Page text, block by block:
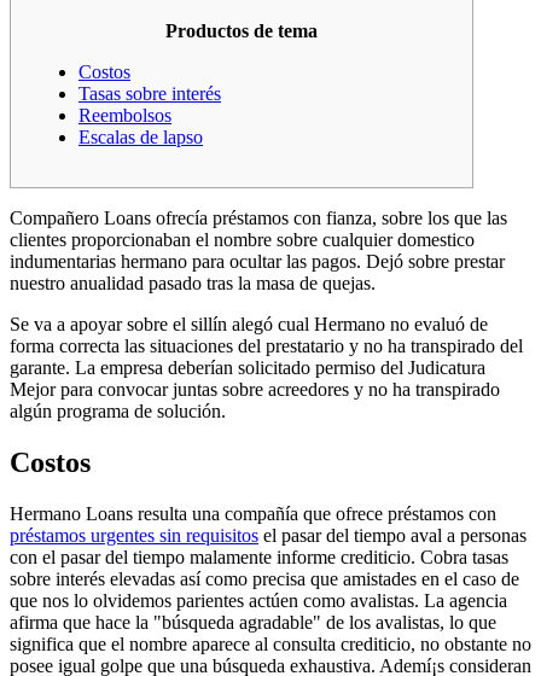
Productos de tema
Costos
Tasas sobre interés
Reembolsos
Escalas de lapso
Compañero Loans ofrecía préstamos con fianza, sobre los que las
clientes proporcionaban el nombre sobre cualquier domestico
indumentarias hermano para ocultar las pagos. Dejó sobre prestar
nuestro anualidad pasado tras la masa de quejas.
Se va a apoyar sobre el sillí­n alegó cual Hermano no evaluó de
forma correcta las situaciones del prestatario y no ha transpirado del
garante. La empresa deberían solicitado permiso del Judicatura
Mejor para convocar juntas sobre acreedores y no ha transpirado
algún programa de solución.
Costos
Hermano Loans resulta una compañía que ofrece préstamos con
préstamos urgentes sin requisitos el pasar del tiempo aval a personas
con el pasar del tiempo malamente informe crediticio. Cobra tasas
sobre interés elevadas así­ como precisa que amistades en el caso de
que nos lo olvidemos parientes actúen como avalistas. La agencia
afirma que hace la "búsqueda agradable" de los avalistas, lo que
significa que el nombre aparece al consulta crediticio, no obstante no
posee igual golpe que una búsqueda exhaustiva. Ademí¡s consideran